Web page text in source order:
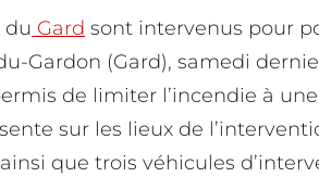
du Gard sont intervenus pour
Gardon (Gard), samedi
de limiter l’incendie à
sur les lieux de
que trois véhicules